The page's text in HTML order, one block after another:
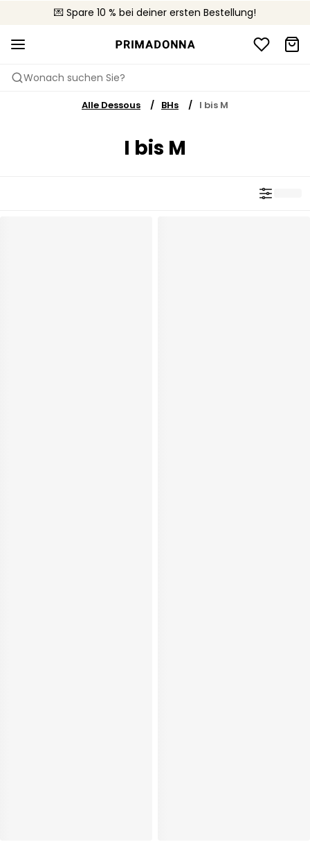
💌 Spare 10 % bei deiner ersten Bestellung!
🚚 Kostenloser Versand bei Bestellungen über 90 €
📦 Kostenlose Rücksendungen
Wonach suchen Sie?
Alle Dessous BHs I bis M
I bis M